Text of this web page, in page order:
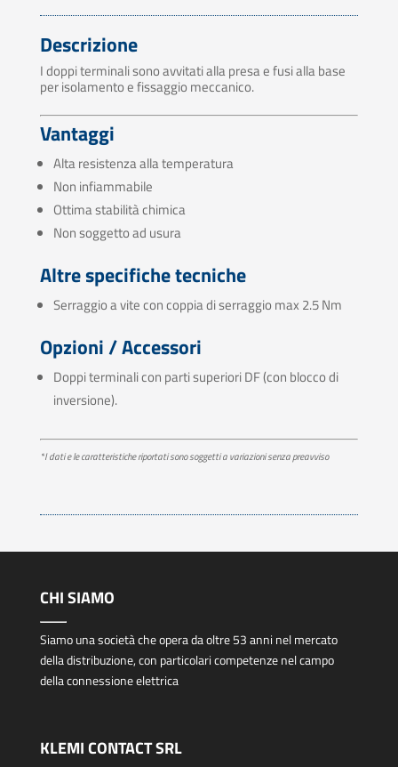
Descrizione
I doppi terminali sono avvitati alla presa e fusi alla base
per isolamento e fissaggio meccanico.
Vantaggi
Alta resistenza alla temperatura
Non infiammabile
Ottima stabilità chimica
Non soggetto ad usura
Altre specifiche tecniche
Serraggio a vite con coppia di serraggio max 2.5 Nm
Opzioni / Accessori
Doppi terminali con parti superiori DF (con blocco di
inversione).
*I dati e le caratteristiche riportati sono soggetti a variazioni senza preavviso
CHI SIAMO
Siamo una società che opera da oltre 53 anni nel mercato
della distribuzione, con particolari competenze nel campo
della connessione elettrica
KLEMI CONTACT SRL